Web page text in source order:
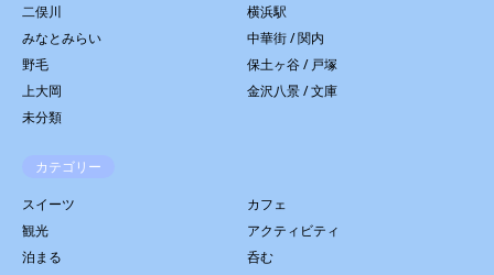
二俣川
横浜駅
みなとみらい
中華街 / 関内
野毛
保土ヶ谷 / 戸塚
上大岡
金沢八景 / 文庫
未分類
カテゴリー
スイーツ
カフェ
観光
アクティビティ
泊まる
呑む